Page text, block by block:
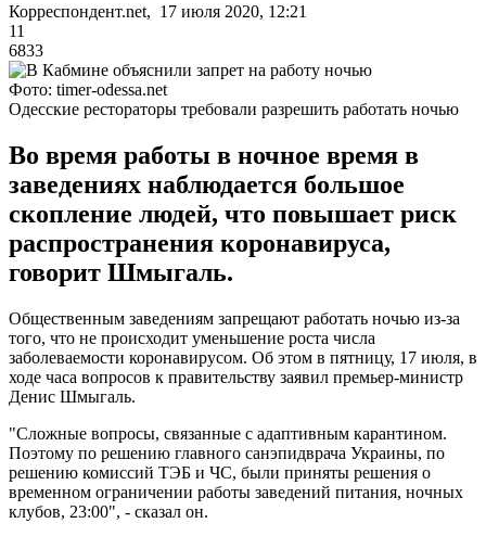
Корреспондент.net, 17 июля 2020, 12:21
11
6833
Фото: timer-odessa.net
Одесские рестораторы требовали разрешить работать ночью
Во время работы в ночное время в
заведениях наблюдается большое
скопление людей, что повышает риск
распространения коронавируса,
говорит Шмыгаль.
Общественным заведениям запрещают работать ночью из-за
того, что не происходит уменьшение роста числа
заболеваемости коронавирусом. Об этом в пятницу, 17 июля, в
ходе часа вопросов к правительству заявил премьер-министр
Денис Шмыгаль.
"Сложные вопросы, связанные с адаптивным карантином.
Поэтому по решению главного санэпидврача Украины, по
решению комиссий ТЭБ и ЧС, были приняты решения о
временном ограничении работы заведений питания, ночных
клубов, 23:00", - сказал он.